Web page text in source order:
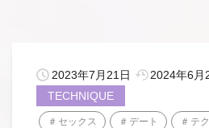
2023年7月21日
2024年6月
TECHNIQUE
セックス デート テ